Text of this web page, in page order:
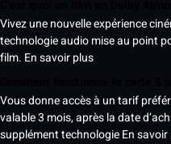
Vivez une nouvelle expérience
technologie audio mise au point
film. En savoir plus
Vous donne accès à un tarif
valable 3 mois, après la date
supplément technologieEn